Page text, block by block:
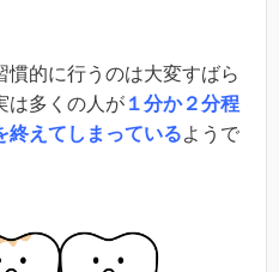
慣的に行うのは大変すばら
は多くの人が １分か２分程
終えてしまっているようで